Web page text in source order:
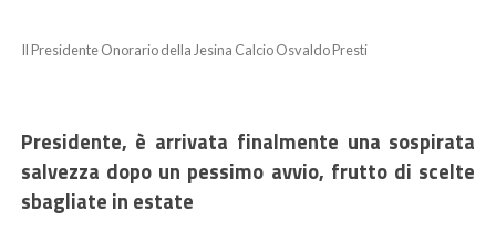
Il Presidente Onorario della Jesina Calcio Osvaldo Presti
Presidente, è arrivata finalmente una sospirata
salvezza dopo un pessimo avvio, frutto di scelte
sbagliate in estate